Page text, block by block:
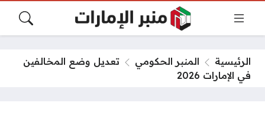
الرئيسية المنبر الحكومي
تعديل وضع المخالفين
في الإمارات 2026